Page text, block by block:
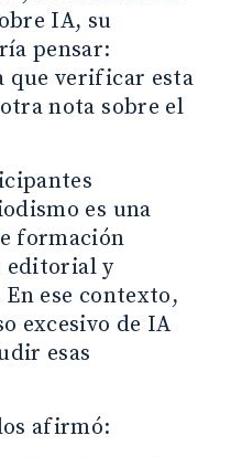
IA, su
pensar:
que verificar esta
nota sobre el
es una
formación
editorial y
ese contexto,
excesivo de IA
esas
afirmó: